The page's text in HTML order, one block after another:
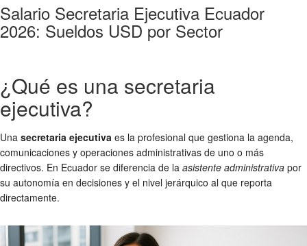
Salario Secretaria Ejecutiva Ecuador
2026: Sueldos USD por Sector
¿Qué es una secretaria
ejecutiva?
Una secretaria ejecutiva es la profesional que gestiona la agenda,
comunicaciones y operaciones administrativas de uno o más
directivos. En Ecuador se diferencia de la asistente administrativa por
su autonomía en decisiones y el nivel jerárquico al que reporta
directamente.